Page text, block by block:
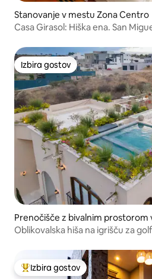
Stanovanje v mestu Zona Centro
Casa Girasol: Hiška ena. San
Izbira gostov
Izbira gostov
Prenočišče z bivalnim prostorom
iguel de Allende
Oblikovalska hiša na igrišču za golf
Najbolj priljubljena prenočišča z
Izbira gostov